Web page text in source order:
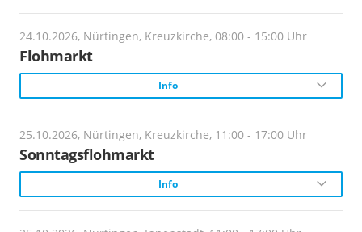
8 Uhr
Veranstalter:
M und A Flohmärkte
11 Uhr
24.10.2026, Nürtingen, Kreuzkirche, 08:00 - 15:00 Uhr
Flohmarkt
Info
Veranstalter:
M und A Flohmärkte
8 Uhr
25.10.2026, Nürtingen, Kreuzkirche, 11:00 - 17:00 Uhr
Sonntagsflohmarkt
Info
Veranstalter: